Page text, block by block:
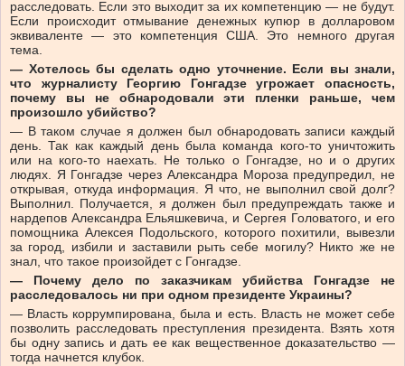
расследовать. Если это выходит за их компетенцию — не будут.
Если происходит отмывание денежных купюр в долларовом
эквиваленте — это компетенция США. Это немного другая
тема.
— Хотелось бы сделать одно уточнение. Если вы знали,
что журналисту Георгию Гонгадзе угрожает опасность,
почему вы не обнародовали эти пленки раньше, чем
произошло убийство?
— В таком случае я должен был обнародовать записи каждый
день. Так как каждый день была команда кого-то уничтожить
или на кого-то наехать. Не только о Гонгадзе, но и о других
людях. Я Гонгадзе через Александра Мороза предупредил, не
открывая, откуда информация. Я что, не выполнил свой долг?
Выполнил. Получается, я должен был предупреждать также и
нардепов Александра Ельяшкевича, и Сергея Головатого, и его
помощника Алексея Подольского, которого похитили, вывезли
за город, избили и заставили рыть себе могилу? Никто же не
знал, что такое произойдет с Гонгадзе.
— Почему дело по заказчикам убийства Гонгадзе не
расследовалось ни при одном президенте Украины?
— Власть коррумпирована, была и есть. Власть не может себе
позволить расследовать преступления президента. Взять хотя
бы одну запись и дать ее как вещественное доказательство —
тогда начнется клубок.